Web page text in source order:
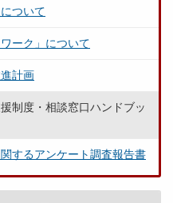
ついて
ーク」について
計画
制度・相談窓口ハンドブッ
するアンケート調査報告書